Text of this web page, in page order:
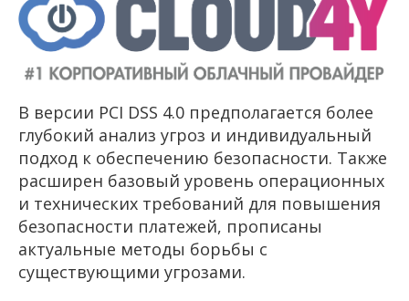
В версии PCI DSS 4.0 предполагается более
глубокий анализ угроз и индивидуальный
подход к обеспечению безопасности. Также
расширен базовый уровень операционных
и технических требований для повышения
безопасности платежей, прописаны
актуальные методы борьбы с
существующими угрозами.